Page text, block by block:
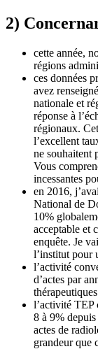
2)
cette année,
régions
ces données
avez
nationale et
réponse à
régionaux.
l’excellent
ne souhaitent
Vous
incessantes
en 2016,
National de
10%
acceptable et
enquête. Je
l’institut pour
l’activité
d’actes par
l’activité TEP
8 à 9%
actes de
grandeur que